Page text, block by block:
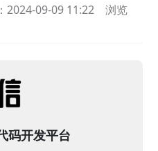
2024-09-09 11:22
浏览
码开发平台